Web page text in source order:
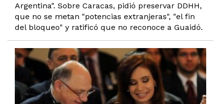
Argentina". Sobre Caracas, pidió preservar DDHH,
que no se metan "potencias extranjeras", "el fin
del bloqueo" y ratificó que no reconoce a Guaidó.